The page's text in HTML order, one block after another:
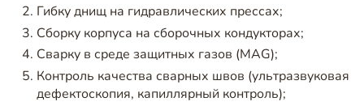
Гибку днищ на гидравлических прессах;
Сборку корпуса на сборочных кондукторах;
Сварку в среде защитных газов (MAG);
Контроль качества сварных швов (ультразвуковая
дефектоскопия, капиллярный контроль);